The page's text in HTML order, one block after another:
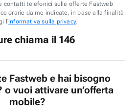
contatti telefonici sulle offerte Fastweb
orarie da me indicate, in base alla finalità
l'informativa sulla privacy.
chiama il 146
Fastweb e hai bisogno
o vuoi attivare un’offerta
mobile?